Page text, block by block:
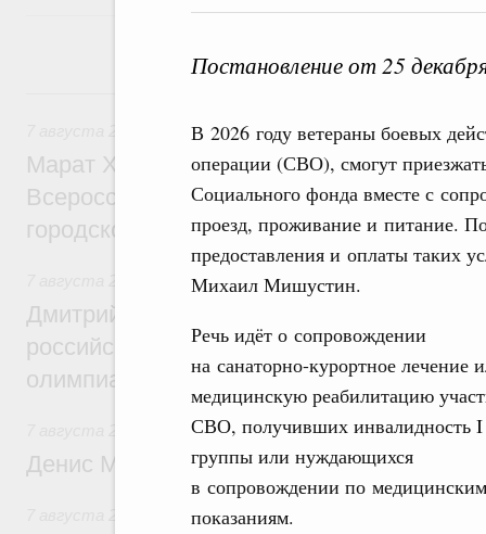
Постановление от 25
В 2026 году ветераны боевых
операции (СВО), смогут
Социального фонда вместе с
проезд, проживание и питание.
предоставления и оплаты таких
Михаил Мишустин.
Речь идёт о сопровождении
на санаторно-курортное лечение
медицинскую реабилитацию
СВО, получивших инвалидность I
группы или нуждающихся
в сопровождении по медицинским
показаниям.
Экономика городов. Городская среда
Марат Хуснуллин провёл заседание
Всероссийского конкурса лучших
городской среды
Отрасль информационных технологий
Дмитрий Чернышенко и Сергей Кравцов
российскую сборную с победой на
олимпиаде по искусственному
Общие вопросы промышленной политики
Денис Мантуров посетил Ярославскую
Бюджеты субъектов Федерации.